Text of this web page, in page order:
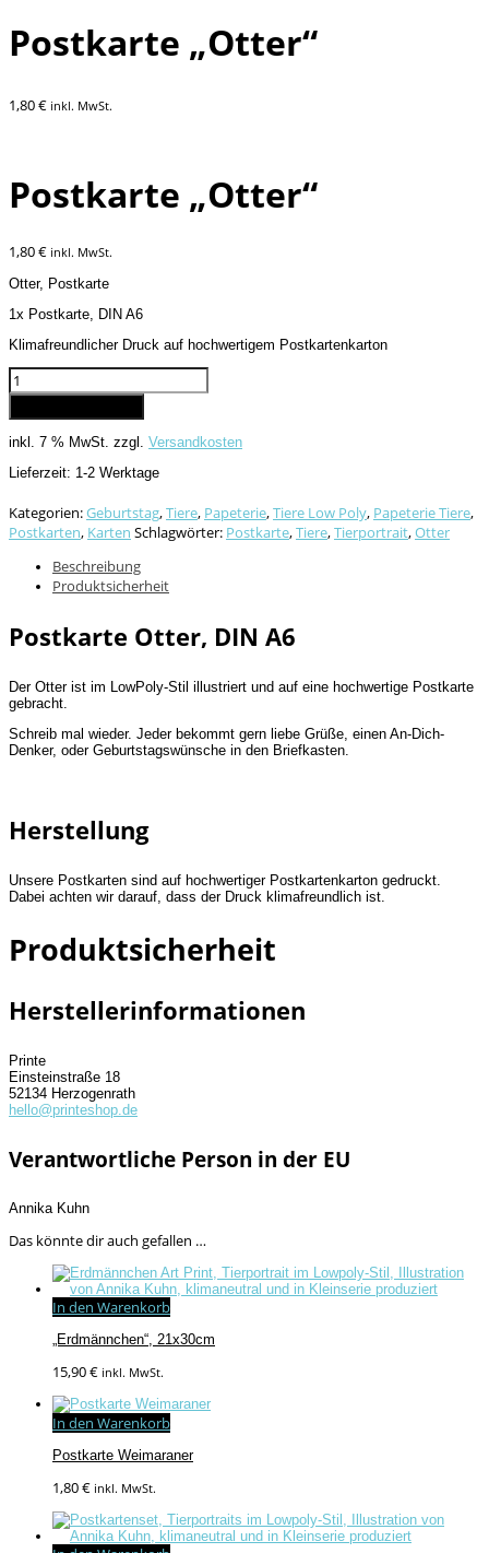
Postkarte „Otter“
1,80€ inkl. MwSt.
Postkarte „Otter“
1,80€ inkl. MwSt.
Otter, Postkarte
1x Postkarte, DIN A6
Klimafreundlicher Druck auf hochwertigem Postkartenkarton
Postkarte
"Otter"
Menge
inkl. 7 % MwSt. zzgl. Versandkosten
Lieferzeit: 1-2 Werktage
Kategorien:Geburtstag,Tiere, Papeterie,Tiere Low Poly, Papeterie Tiere,
Postkarten, Karten Schlagwörter: Postkarte,Tiere,Tierportrait,Otter
Beschreibung
Produktsicherheit
Postkarte Otter, DIN A6
Der Otter ist im LowPoly-Stil illustriert und auf eine hochwertige Postkarte
gebracht.
Schreib mal wieder. Jeder bekommt gern liebe Grüße, einen An-Dich-
Denker, oder Geburtstagswünsche in den Briefkasten.
Herstellung
Unsere Postkarten sind auf hochwertiger Postkartenkarton gedruckt.
Dabei achten wir darauf, dass der Druck klimafreundlich ist.
Produktsicherheit
Herstellerinformationen
Printe
Einsteinstraße 18
52134 Herzogenrath
hello@printeshop.de
Verantwortliche Person in der EU
Annika Kuhn
Das könnte dir auch gefallen …
In den Warenkorb
„Erdmännchen“, 21x30cm
15,90€ inkl. MwSt.
In den Warenkorb
Postkarte Weimaraner
1,80€ inkl. MwSt.